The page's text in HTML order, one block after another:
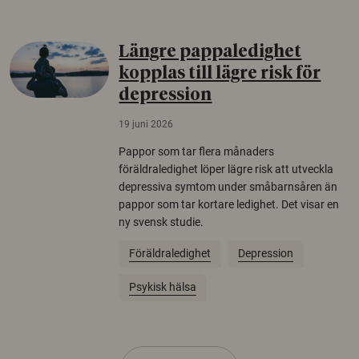
Längre pappaledighet
kopplas till lägre risk för
depression
19 juni 2026
Pappor som tar flera månaders
föräldraledighet löper lägre risk att utveckla
depressiva symtom under småbarnsåren än
pappor som tar kortare ledighet. Det visar en
ny svensk studie.
Föräldraledighet Depression
Psykisk hälsa